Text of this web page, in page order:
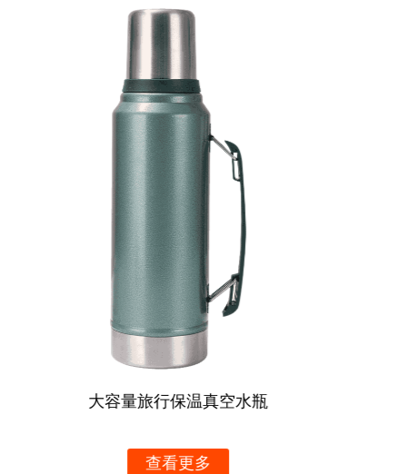
求。无论您喜欢快速喝一杯浓缩咖啡来开始新的一天，还
是在长途徒步后喝一杯热可可来暖身，我们都能满足您的
需求。从我们的容量范围中进行选择，找到适合您生活方
式的理想杯子。
客户满意是我们的首要任务，我们支持我们产品的质量和
性能。在我们的满意保证的支持下，您可以放心购买我们
的带登山扣手柄的不锈钢野营杯，因为我们知道它的设计
超出您的期望。如果您遇到任何问题或有任何疑虑，我们
专门的客户支持团队将随时为您提供帮助，确保您的户外
探险因所有正确的原因而令人难忘。
饮用器皿 - 它是可靠性、便利性和优质工艺的象征。无论
定会成为您装备库中的重要组成部分。凭借其创新的设
夏季真空苏打水杯带吸管手柄